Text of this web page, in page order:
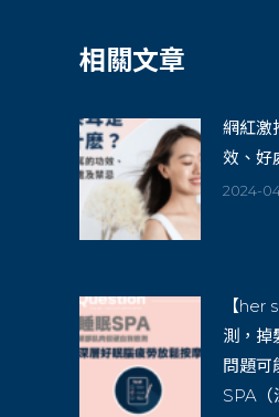
相關文章
網紅激
效、好
2024-
【her
測，掉
問題可
SPA（